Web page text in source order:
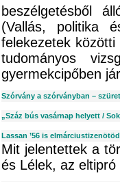
beszélgetésből
(Vallás, politika
felekezetek
tudományos
gyermekcipőben
Szórvány a szórványban –
„Száz bús vasárnap helyett /
Lassan ’56 is
Mit jelentettek a
és Lélek, az